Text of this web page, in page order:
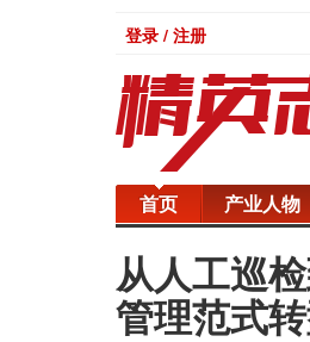
登录 / 注册
首页 产业人物
从人工巡
管理范式